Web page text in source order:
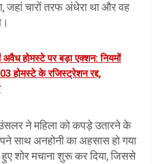
जहां चारों तरफ अंधेरा था और वह
अवैध होमस्टे पर बड़ा एक्शन: नियमों
होमस्टे के रजिस्ट्रेशन रद्द,
ने महिला को कपड़े उतारने के
साथ अनहोनी का अहसास हो गया
शोर मचाना शुरू कर दिया, जिससे